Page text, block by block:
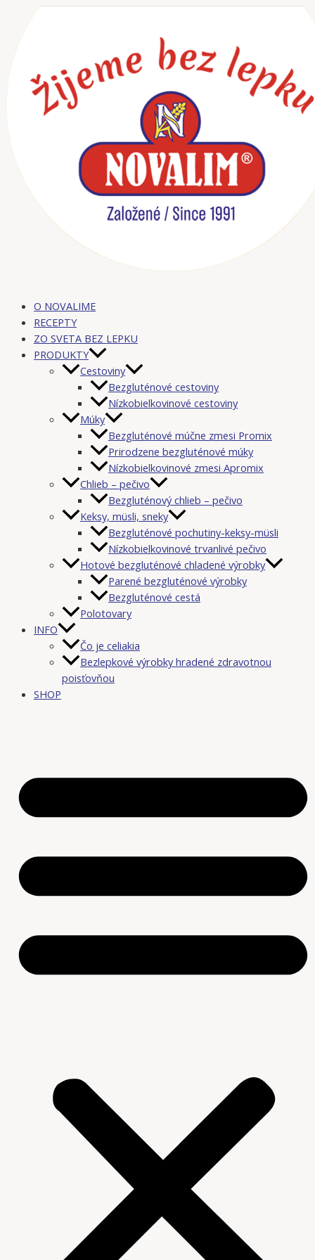
Preskočiť
O NOVALIME
RECEPTY
ZO SVETA BEZ LEPKU
PRODUKTY
Cestoviny
Bezgluténové cestoviny
Nízkobielkovinové cestoviny
Múky
Bezgluténové múčne zmesi Promix
Prirodzene bezgluténové múky
Nízkobielkovinové zmesi Apromix
Chlieb – pečivo
Bezgluténový chlieb – pečivo
Keksy, müsli, sneky
Bezgluténové pochutiny-keksy-müsli
Nízkobielkovinové trvanlivé pečivo
Hotové bezgluténové chladené výrobky
Parené bezgluténové výrobky
Bezgluténové cestá
Polotovary
INFO
Čo je celiakia
Bezlepkové výrobky hradené zdravotnou
poisťovňou
SHOP